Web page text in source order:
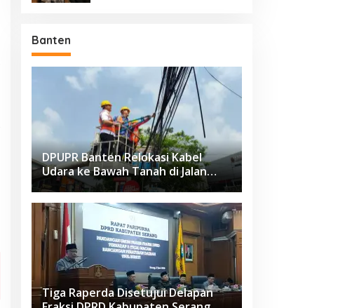
Banten
DPUPR Banten Relokasi Kabel
Udara ke Bawah Tanah di Jalan
Raden Fatah Ciledug
Tiga Raperda Disetujui Delapan